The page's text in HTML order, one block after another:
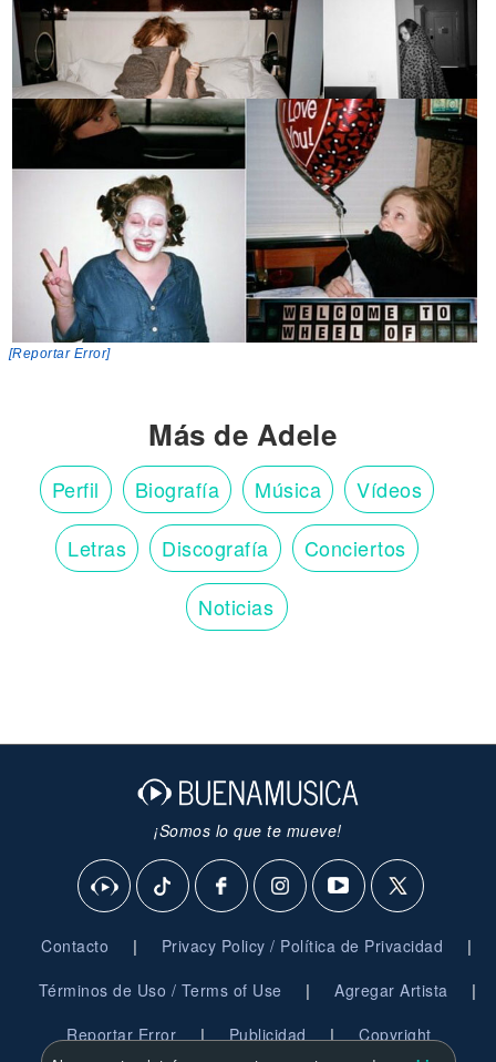
[Reportar Error]
Más de Adele
Perfil Biografía Música Vídeos
Letras Discografía Conciertos
Noticias
¡Somos lo que te mueve!
Contacto | Privacy Policy / Política de Privacidad |
Términos de Uso / Terms of Use | Agregar Artista |
Reportar Error | Publicidad | Copyright